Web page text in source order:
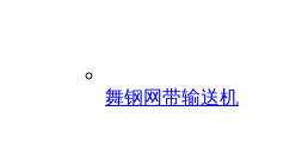
舞钢网带输送机